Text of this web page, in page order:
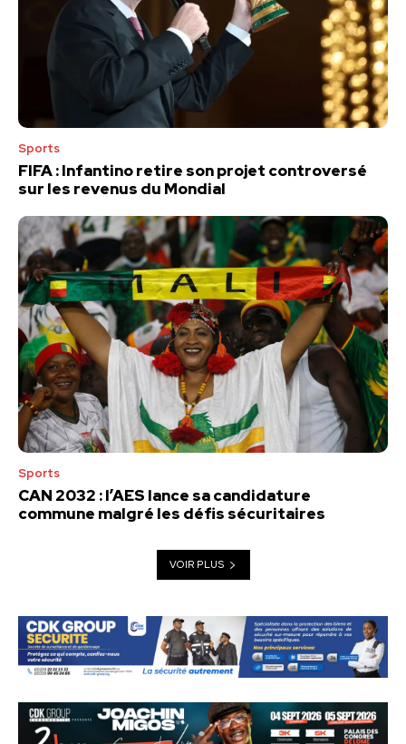
Sports
FIFA : Infantino retire son projet controversé
sur les revenus du Mondial
Sports
CAN 2032 : l’AES lance sa candidature
commune malgré les défis sécuritaires
VOIR PLUS